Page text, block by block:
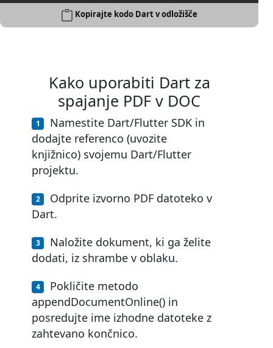
Kopirajte kodo Dart v odložišče
Kako uporabiti Dart za
spajanje PDF v DOC
Namestite Dart/Flutter SDK in
dodajte referenco (uvozite
knjižnico) svojemu Dart/Flutter
projektu.
Odprite izvorno PDF datoteko v
Dart.
Naložite dokument, ki ga želite
dodati, iz shrambe v oblaku.
Pokličite metodo
appendDocumentOnline() in
posredujte ime izhodne datoteke z
zahtevano končnico.